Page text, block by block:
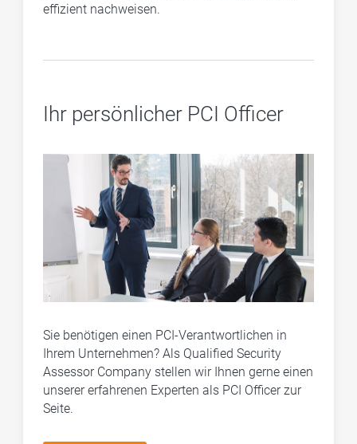
effizient nachweisen.
Ihr persönlicher PCI Officer
Sie benötigen einen PCI-Verantwortlichen in
Ihrem Unternehmen? Als Qualified Security
Assessor Company stellen wir Ihnen gerne einen
unserer erfahrenen Experten als PCI Officer zur
Seite.